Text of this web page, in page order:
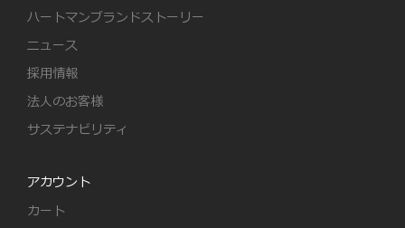
ハートマンブランドストーリー
ニュース
採用情報
法人のお客様
サステナビリティ
アカウント
カート